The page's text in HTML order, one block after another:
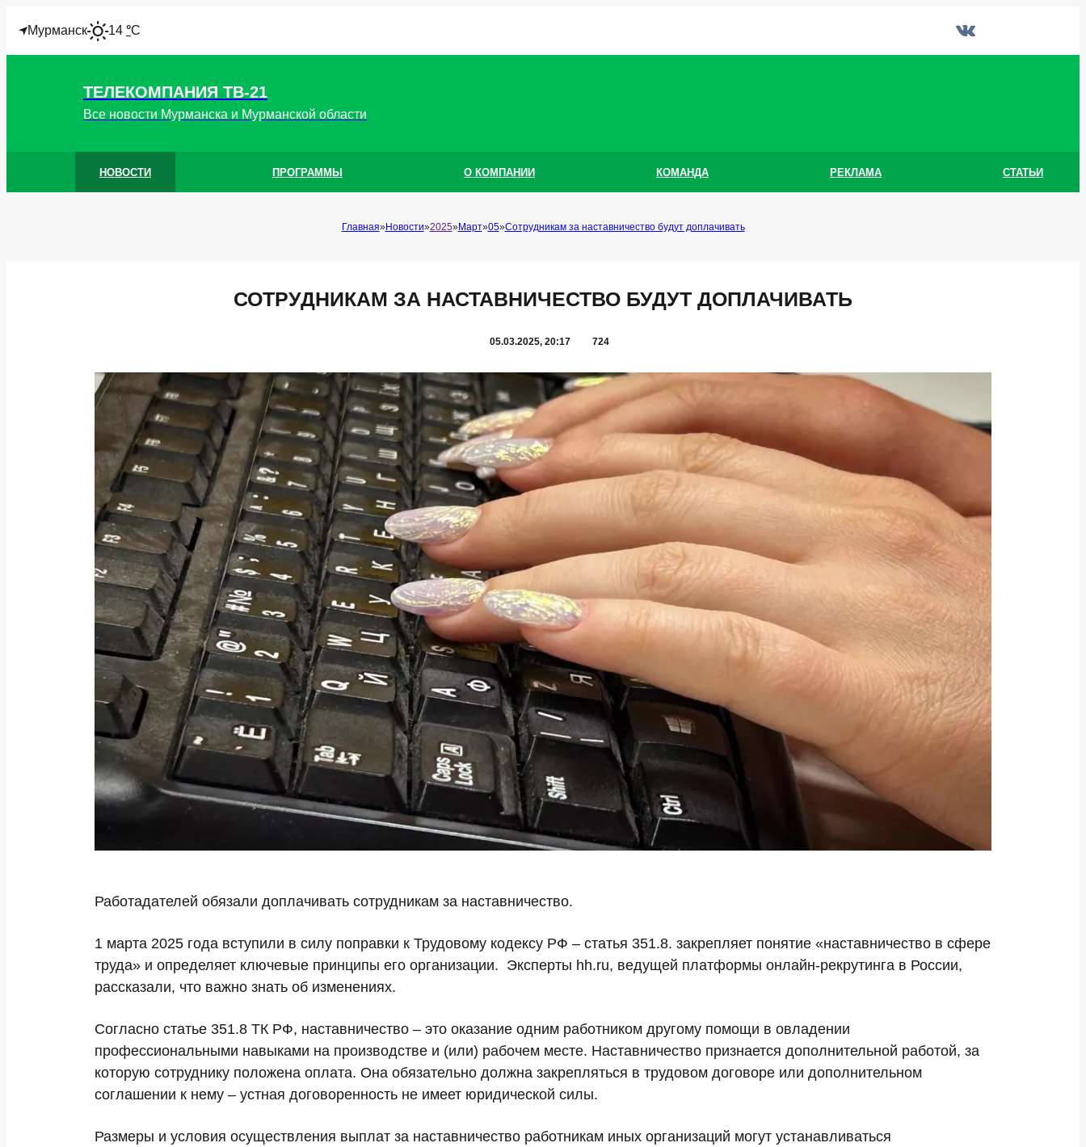
МурманскI14 °C
ТЕЛЕКОМПАНИЯ ТВ-21
Все новости Мурманска и Мурманской области
НОВОСТИ ПРОГРАММЫ О КОМПАНИИ КОМАНДА РЕКЛАМА СТАТЬИ
Главная Новости 2025 Март 05 Сотрудникам за наставничество будут доплачивать
СОТРУДНИКАМ ЗА НАСТАВНИЧЕСТВО БУДУТ ДОПЛАЧИВАТЬ
05.03.2025, 20:17 724
Работадателей обязали доплачивать сотрудникам за наставничество.
1 марта 2025 года вступили в силу поправки к Трудовому кодексу РФ – статья 351.8. закрепляет понятие «наставничество в сфере
труда» и определяет ключевые принципы его организации. Эксперты hh.ru, ведущей платформы онлайн-рекрутинга в России,
рассказали, что важно знать об изменениях.
Согласно статье 351.8 ТК РФ, наставничество – это оказание одним работником другому помощи в овладении
профессиональными навыками на производстве и (или) рабочем месте. Наставничество признается дополнительной работой, за
которую сотруднику положена оплата. Она обязательно должна закрепляться в трудовом договоре или дополнительном
соглашении к нему – устная договоренность не имеет юридической силы.
Размеры и условия осуществления выплат за наставничество работникам иных организаций могут устанавливаться